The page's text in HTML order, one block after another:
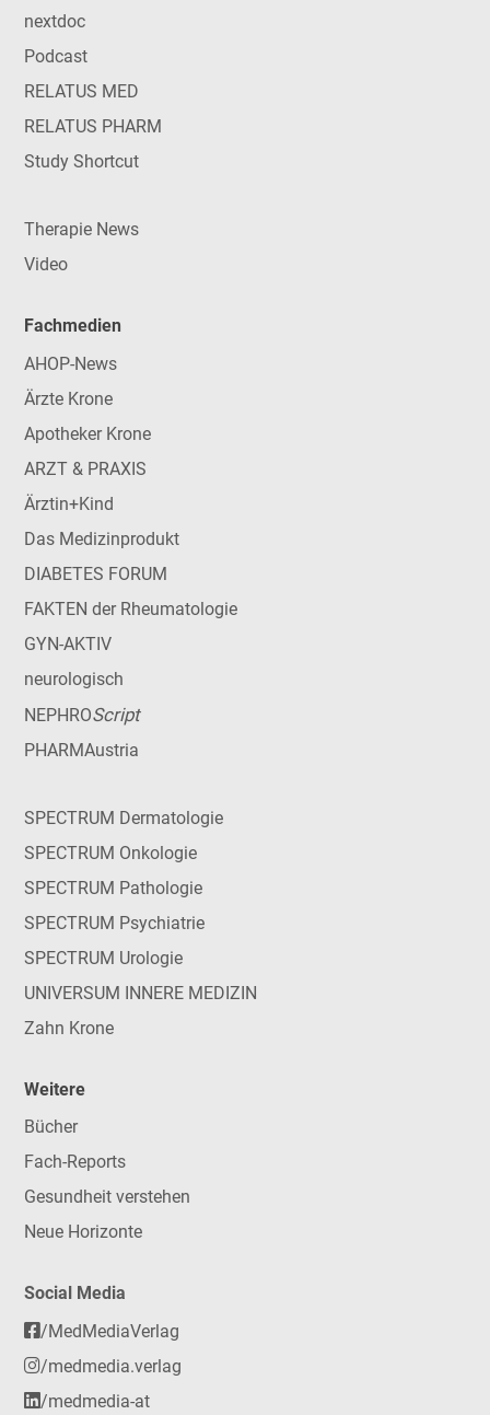
nextdoc
Podcast
RELATUS MED
RELATUS PHARM
Study Shortcut
Therapie News
Video
Fachmedien
AHOP-News
Ärzte Krone
Apotheker Krone
ARZT & PRAXIS
Ärztin+Kind
Das Medizinprodukt
DIABETES FORUM
FAKTEN der Rheumatologie
GYN-AKTIV
neurologisch
NEPHROScript
PHARMAustria
SPECTRUM Dermatologie
SPECTRUM Onkologie
SPECTRUM Pathologie
SPECTRUM Psychiatrie
SPECTRUM Urologie
UNIVERSUM INNERE MEDIZIN
Zahn Krone
Weitere
Bücher
Fach-Reports
Gesundheit verstehen
Neue Horizonte
Social Media
/MedMediaVerlag
/medmedia.verlag
/medmedia-at